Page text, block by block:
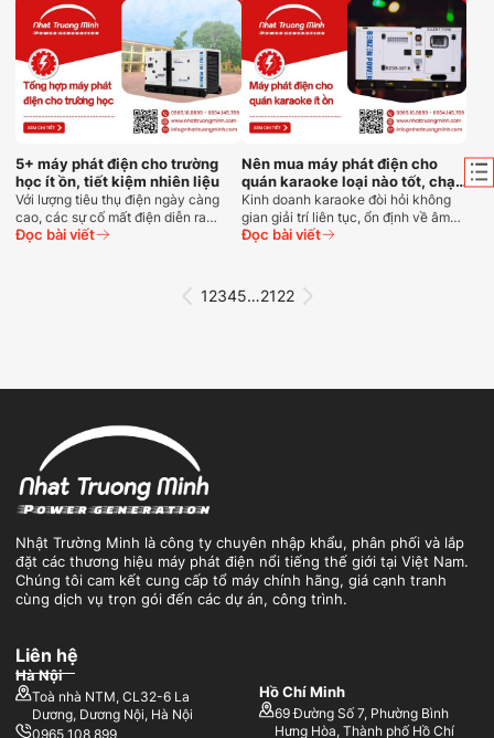
5+ máy phát điện cho trường
học ít ồn, tiết kiệm nhiên liệu
Với lượng tiêu thụ điện ngày càng
cao, các sự cố mất điện diễn ra…
Đọc bài viết
Nên mua máy phát điện cho
quán karaoke loại nào tốt, chạy
êm?
Kinh doanh karaoke đòi hỏi không
gian giải trí liên tục, ổn định về âm…
Đọc bài viết
12345…2122
Nhật Trường Minh là công ty chuyên nhập khẩu, phân phối và lắp
đặt các thương hiệu máy phát điện nổi tiếng thế giới tại Việt Nam.
Chúng tôi cam kết cung cấp tổ máy chính hãng, giá cạnh tranh
cùng dịch vụ trọn gói đến các dự án, công trình.
Liên hệ
Hà Nội
Toà nhà NTM, CL32-6 La
Dương, Dương Nội, Hà Nội
0965 108 899
Hồ Chí Minh
69 Đường Số 7, Phường Bình
Hưng Hòa, Thành phố Hồ Chí